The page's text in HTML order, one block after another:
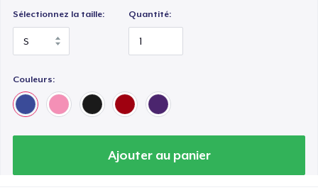
Sélectionnez la taille: Quantité:
Couleurs:
Ajouter au panier